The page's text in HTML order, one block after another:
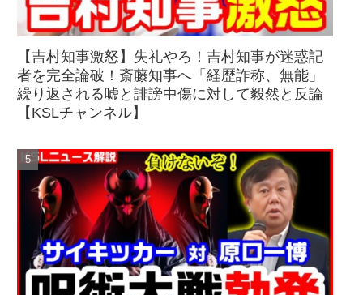
【吉村知事激怒】失礼やろ！吉村知事が迷惑記
者を完全論破！斎藤知事へ「経歴詐称、無能」
繰り返される嘘と誹謗中傷に対して毅然と反論
【KSLチャンネル】